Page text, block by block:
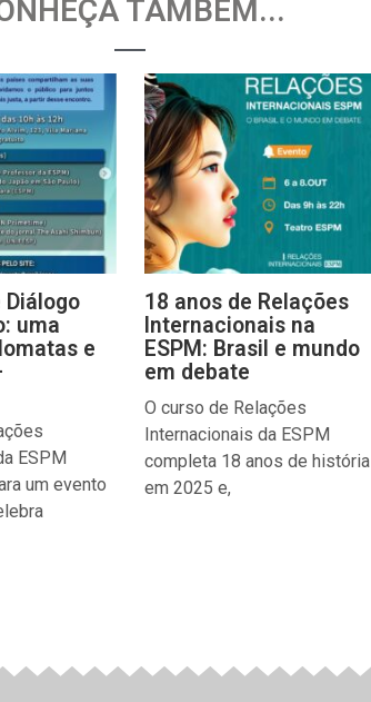
TAMBÉM...
Diálogo
uma
e
ESPM
um evento
18 anos de Relações
Internacionais na
ESPM: Brasil e mundo
em debate
O curso de Relações
Internacionais da ESPM
completa 18 anos de história
em 2025 e,